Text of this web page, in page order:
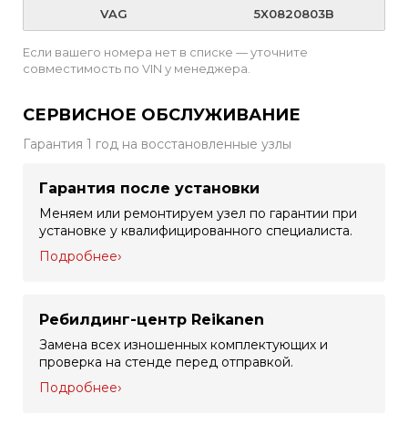
VAG 5X0820803B
Если вашего номера нет в списке — уточните
совместимость по VIN у менеджера.
СЕРВИСНОЕ ОБСЛУЖИВАНИЕ
Гарантия 1 год на восстановленные узлы
Гарантия после установки
Меняем или ремонтируем узел по гарантии при
установке у квалифицированного специалиста.
Подробнее
Ребилдинг-центр Reikanen
Замена всех изношенных комплектующих и
проверка на стенде перед отправкой.
Подробнее